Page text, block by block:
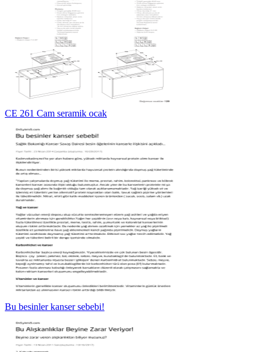
CE 261 Cam seramik ocak
Bu besinler kanser sebebi!